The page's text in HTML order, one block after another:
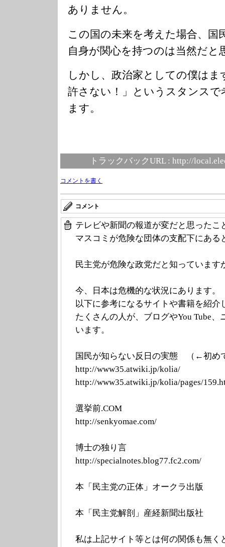
ありません。
この国の未来を考えた場合、国
自身が関心を持つのは当然だと
しかし、政治家としての僕はま
許さない！」というスタンス
ます。
トラックバックURL : http://
コメントを書く
コメント
テレビや新聞の報道が変だと思ったこ
マスコミが危険な団体の支配下にある
民主党が危険な政党だと知っています
今、日本は危機的な状況にあります。
以下に参考になるサイトや書籍を紹介
たくさんの人が、ブログやYou Tube
います。
国民が知らない反日の実態 （←初め
http://www35.atwiki.jp/kolia/
http://www35.atwiki.jp/kolia/pages/
選挙前.COM
http://senkyomae.com/
博士の独り言
http://specialnotes.blog77.fc2.com/
本「民主党の正体」オークラ出版
本「民主党解剖」産経新聞出版社
私は上記サイト等とは何の関係も無く